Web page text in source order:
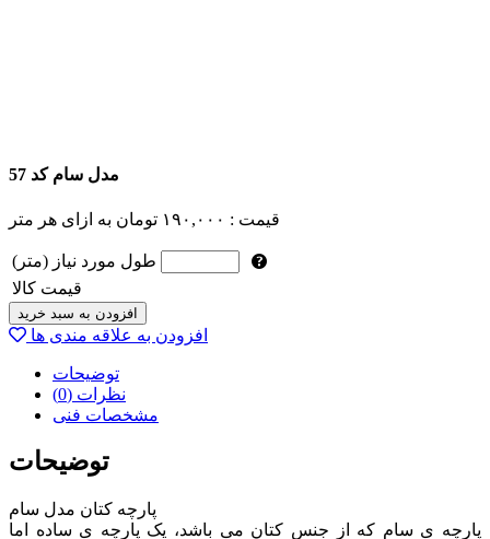
مدل سام کد 57
قیمت : ۱۹۰,۰۰۰ تومان به ازای هر متر
طول مورد نیاز (متر)
قیمت کالا
افزودن به سبد خرید
افزودن به علاقه مندی ها
توضیحات
نظرات (0)
مشخصات فنی
توضیحات
پارچه کتان مدل سام
پارچه ی سام که از جنس کتان می باشد، یک پارچه ی ساده اما